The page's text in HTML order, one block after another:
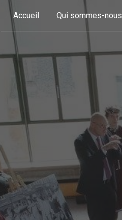
Skip to content
Accueil Qui sommes-